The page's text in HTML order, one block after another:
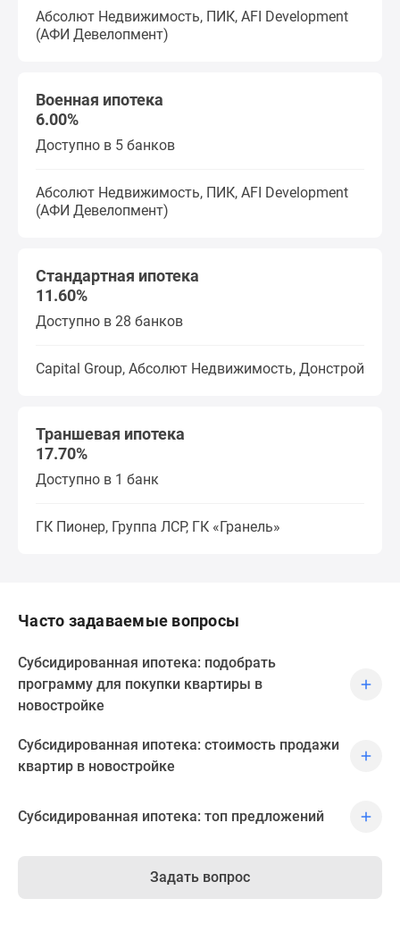
Абсолют Недвижимость, ПИК, AFI Development
(АФИ Девелопмент)
Военная ипотека
6.00%
Доступно в 5 банков
Абсолют Недвижимость, ПИК, AFI Development
(АФИ Девелопмент)
Стандартная ипотека
11.60%
Доступно в 28 банков
Capital Group, Абсолют Недвижимость, Донстрой
Траншевая ипотека
17.70%
Доступно в 1 банк
ГК Пионер, Группа ЛСР, ГК «Гранель»
Часто задаваемые вопросы
Субсидированная ипотека: подобрать
программу для покупки квартиры в
новостройке
Субсидированная ипотека: стоимость продажи
квартир в новостройке
Субсидированная ипотека: топ предложений
Задать вопрос